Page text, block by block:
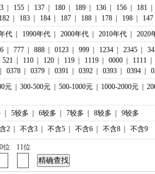
155 137 180 189 136 156 181
182 183 184 187 188 178 198 147
代 1990年代 2000年代 2010年代
2020
777 888 0123 999 1234 2345
521 110 120 119 1119 0000 1111
0378 0379 0391 0392 0393 0394
元 300-500元 500-1000元 1000-2000元
5较多 6较多 7较多 8较多
9较多
2 不含3 不含5 不含6 不含8 不含9
位 11位